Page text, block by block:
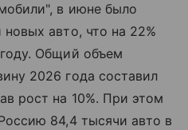
в июне было
авто, что на 22%
Общий объем
2026 года составил
рост на 10%. При этом
84,4 тысячи авто в